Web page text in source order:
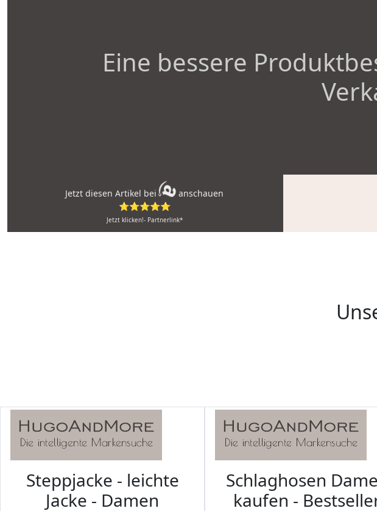
Eine bessere
Jetzt diesen Artikel bei
anschauen
⭐⭐⭐⭐⭐
Jetzt klicken!- Partnerlink*
Steppjacke - leichte
Jacke - Damen
Schlaghosen
kaufen -